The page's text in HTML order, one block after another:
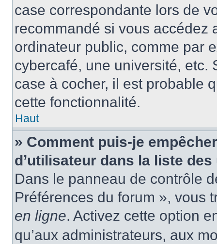
case correspondante lors de
recommandé si vous accédez
ordinateur public, comme par
cybercafé, une université, etc.
case à cocher, il est probable
cette fonctionnalité.
Haut
» Comment puis-je
d’utilisateur dans la liste
Dans le panneau de contrôle
Préférences du forum », vous
en ligne. Activez cette option
qu’aux administrateurs, aux